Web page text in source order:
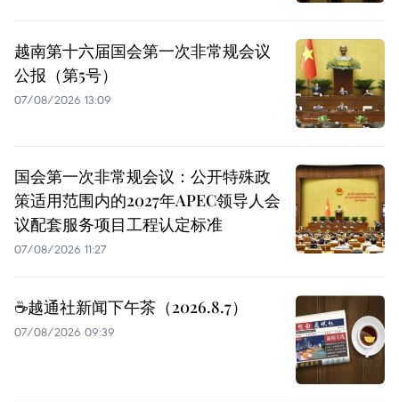
越南第十六届国会第一次非常规会议
公报（第5号）
07/08/2026 13:09
国会第一次非常规会议：公开特殊政
策适用范围内的2027年APEC领导人会
议配套服务项目工程认定标准
07/08/2026 11:27
☕️越通社新闻下午茶（2026.8.7）
07/08/2026 09:39